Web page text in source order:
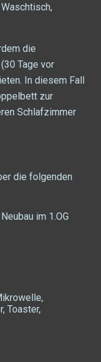
die
Tage vor
In diesem Fall
zur
Schlafzimmer
die folgenden
im 1.OG
Toaster,